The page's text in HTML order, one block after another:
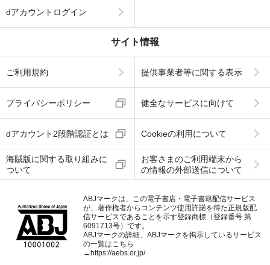
dアカウントログイン
サイト情報
ご利用規約 提供事業者等に関する表示
プライバシーポリシー 健全なサービスに向けて
dアカウント2段階認証とは Cookieの利用について
海賊版に関する取り組みに
ついて
お客さまのご利用端末から
の情報の外部送信について
ABJマークは、この電子書店・電子書籍配信サービス
が、著作権者からコンテンツ使用許諾を得た正規版配
信サービスであることを示す登録商標（登録番号 第
6091713号）です。
ABJマークの詳細、ABJマークを掲示しているサービス
の一覧はこちら
→ https://aebs.or.jp/